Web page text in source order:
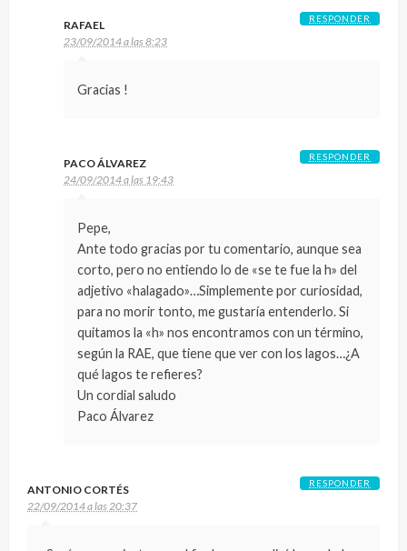
RAFAEL
23/09/2014 a las 8:23
Gracias !
RESPONDER
PACO ÁLVAREZ
24/09/2014 a las 19:43
Pepe,
Ante todo gracias por tu comentario, aunque sea
corto, pero no entiendo lo de «se te fue la h» del
adjetivo «halagado»…Simplemente por curiosidad,
para no morir tonto, me gustaría entenderlo. Si
quitamos la «h» nos encontramos con un término,
según la RAE, que tiene que ver con los lagos…¿A
qué lagos te refieres?
Un cordial saludo
Paco Álvarez
RESPONDER
ANTONIO CORTÉS
22/09/2014 a las 20:37
RESPONDER